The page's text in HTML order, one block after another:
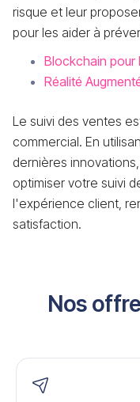
risque et leur
pour les aider à
Blockchain pour
Réalité
Le suivi des ventes
commercial. En
dernières
optimiser votre suivi
l'expérience client,
satisfaction.
Nos